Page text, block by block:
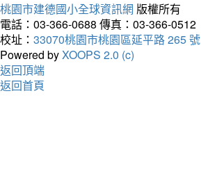
桃園市建德國小全球資訊網 版權所有
電話：03-366-0688 傳真：03-366-0512
校址： 33070桃園市桃園區延平路 265 號
Powered byXOOPS 2.0 (c)
返回頂端
返回首頁